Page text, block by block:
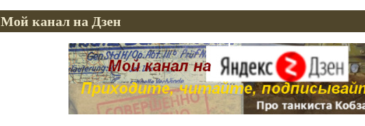
Мой канал на Дзен